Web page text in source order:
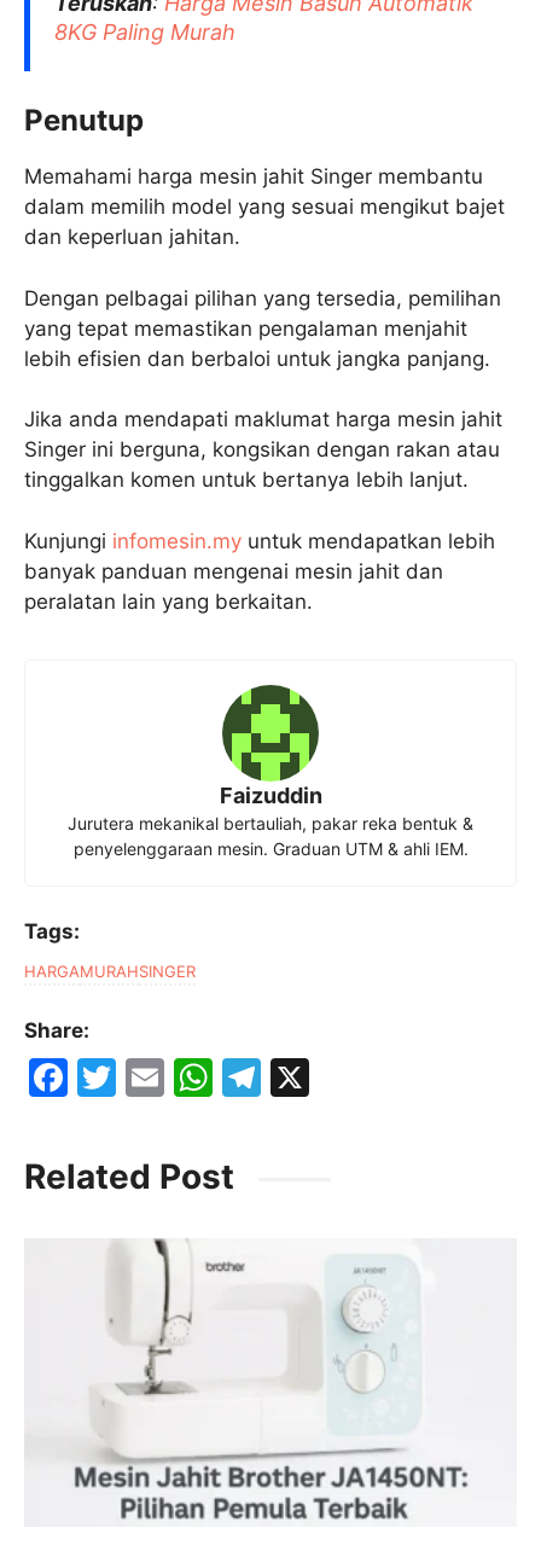
8KG Paling Murah
Penutup
Memahami harga mesin jahit Singer membantu
dalam memilih model yang sesuai mengikut bajet
dan keperluan jahitan.
Dengan pelbagai pilihan yang tersedia, pemilihan
yang tepat memastikan pengalaman menjahit
lebih efisien dan berbaloi untuk jangka panjang.
Jika anda mendapati maklumat harga mesin jahit
Singer ini berguna, kongsikan dengan rakan atau
tinggalkan komen untuk bertanya lebih lanjut.
Kunjungi infomesin.my untuk mendapatkan lebih
banyak panduan mengenai mesin jahit dan
peralatan lain yang berkaitan.
Faizuddin
Jurutera mekanikal bertauliah, pakar reka bentuk &
penyelenggaraan mesin. Graduan UTM & ahli IEM.
Tags:
HARGAMURAHSINGER
Share:
F
c
e
T
itt
er
E
ai
l
W
at
s
p
T
Related Post